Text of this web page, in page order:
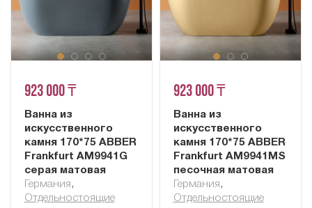
923 000 ₸
Ванна из
искусственного
камня 170*75 ABBER
Frankfurt AM9941G
серая матовая
Германия ,
Отдельностоящие
923 000 ₸
Ванна из
искусственного
камня 170*75 ABBER
Frankfurt AM9941MS
песочная матовая
Германия ,
Отдельностоящие